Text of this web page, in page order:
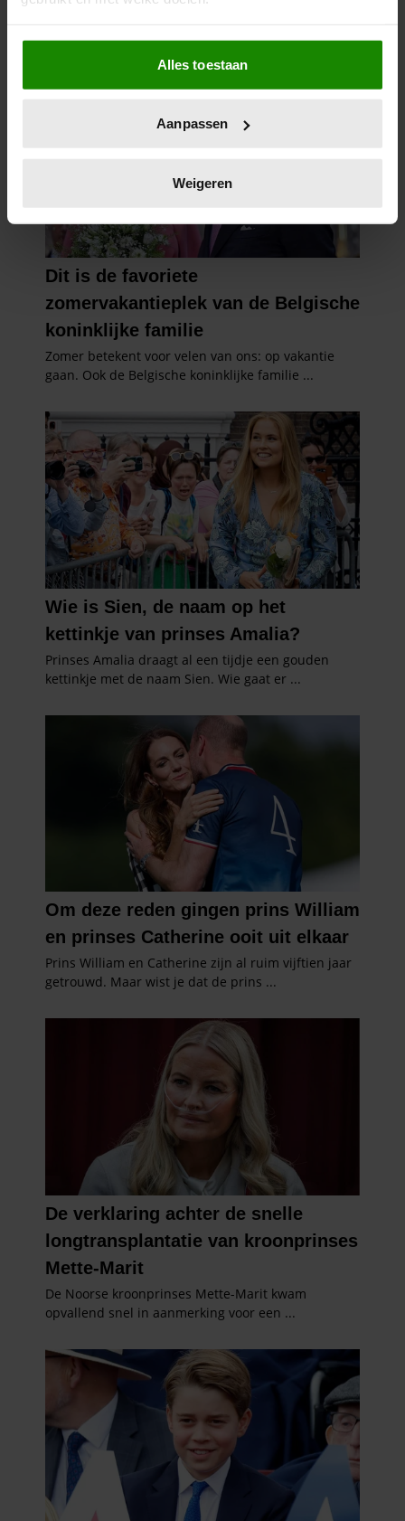
Als u het toestaat, willen we ook graag:
Informatie verzamelen over uw geografische
locatie, die tot een paar meter nauwkeurig kan zijn
scannen op specifieke eigenschappen (fingerprinting)
verwerkt en stel uw voorkeuren in het
intrekken in de Cookieverklaring.
We gebruiken cookies om content en advertenties te
personaliseren, om functies voor social media te bieden
en om ons websiteverkeer te analyseren. Ook delen we
informatie over uw gebruik van onze site met onze
partners voor social media, adverteren en analyse. Deze
partners kunnen deze gegevens combineren met andere
verzameld op basis van uw gebruik van hun services. U
gaat akkoord met onze cookies als u onze website blijft
gebruiken.
Alles toestaan
Aanpassen
Weigeren